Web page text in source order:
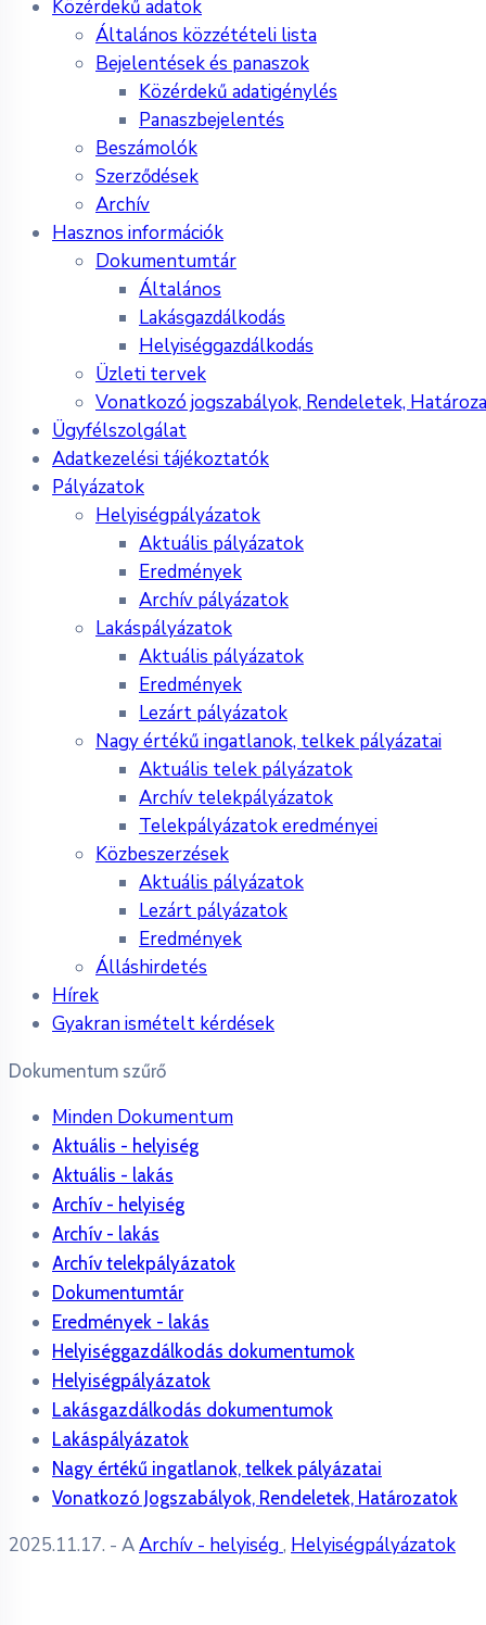
Közérdekű adatok
Általános közzétételi lista
Bejelentések és panaszok
Közérdekű adatigénylés
Panaszbejelentés
Beszámolók
Szerződések
Archív
Hasznos információk
Dokumentumtár
Általános
Lakásgazdálkodás
Helyiséggazdálkodás
Üzleti tervek
Vonatkozó jogszabályok, Rendeletek,
Ügyfélszolgálat
Adatkezelési tájékoztatók
Pályázatok
Helyiségpályázatok
Aktuális pályázatok
Eredmények
Archív pályázatok
Lakáspályázatok
Aktuális pályázatok
Eredmények
Lezárt pályázatok
Nagy értékű ingatlanok, telkek pályázatai
Aktuális telek pályázatok
Archív telekpályázatok
Telekpályázatok eredményei
Közbeszerzések
Aktuális pályázatok
Lezárt pályázatok
Eredmények
Álláshirdetés
Hírek
Gyakran ismételt kérdések
Dokumentum szűrő
Minden Dokumentum
Aktuális - helyiség
Aktuális - lakás
Archív - helyiség
Archív - lakás
Archív telekpályázatok
Dokumentumtár
Eredmények - lakás
Helyiséggazdálkodás dokumentumok
Helyiségpályázatok
Lakásgazdálkodás dokumentumok
Lakáspályázatok
Nagy értékű ingatlanok, telkek pályázatai
Vonatkozó Jogszabályok, Rendeletek, Határozatok
2025.11.17. - AArchív - helyiség, Helyiségpályázatok